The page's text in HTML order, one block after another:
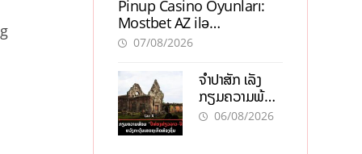
Pinup Casino Oyunları:
Mostbet AZ ilə
Müqayisədə Nə Təqdim
07/08/2026
ຈຳປາສັກ ເລັ່ງ
ກຽມຄວາມພ້ອມ
“ປີທ່ອງທ່ຽວ
06/08/2026